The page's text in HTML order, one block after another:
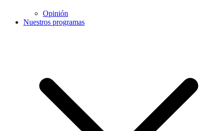
Opinión
Nuestros programas